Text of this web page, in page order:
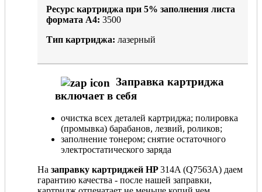
Ресурс картриджа при 5% заполнения листа
формата А4: 3500
Тип картриджа: лазерный
Заправка картриджа
включает в себя
очистка всех деталей картриджа; полировка
(промывка) барабанов, лезвий, роликов;
заполнение тонером; снятие остаточного
электростатического заряда
На заправку картриджей HP314A (Q7563A) даем
гарантию качества - после нашей заправки,